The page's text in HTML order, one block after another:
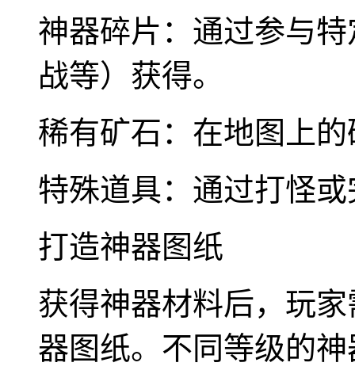
神器碎片：通过参与
战等）获得。
稀有矿石：在地图上
特殊道具：通过打怪
打造神器图纸
获得神器材料后，玩
器图纸。不同等级的